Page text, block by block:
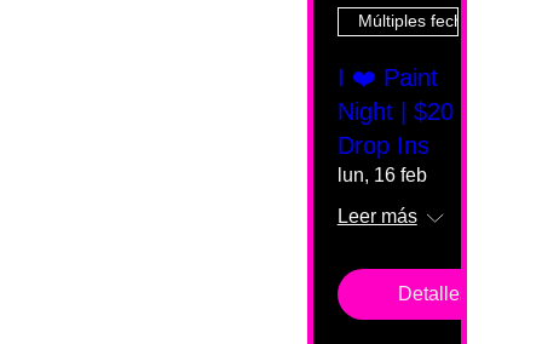
Múltiples fechas
I ❤️ Paint
Night | $20
Drop Ins
lun, 16 feb
Leer más
Detalles